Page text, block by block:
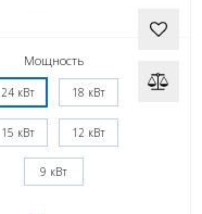
Мощность
24 кВт 18 кВт
15 кВт 12 кВт
9 кВт